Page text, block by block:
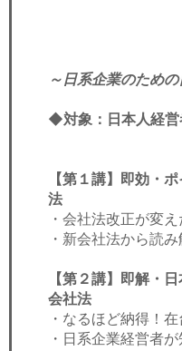
経済ニュース
労務顧問
飲食店情報
～日系企業のため
◆対象：日本人経営
【第１講】即効・
法
・会社法改正が変
・新会社法から読
【第２講】即解・
会社法
・なるほど納得！
・日系企業経営者